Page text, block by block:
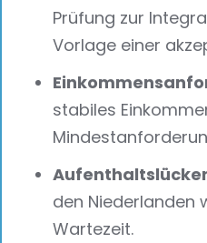
Prüfung zur
Vorlage einer
stabiles
den Niederlanden
Wartezeit.